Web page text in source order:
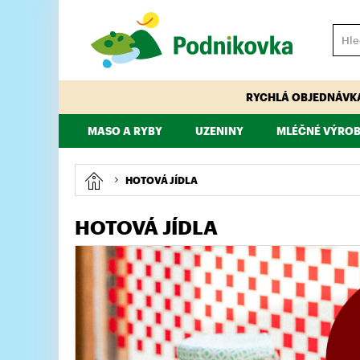
RYCHLÁ
MASO A RYBY
VEPŘOVÉ HOVĚZÍ TELECÍ KUŘECÍ,
UZENINY
PÁRKY, KLOBÁSY, ŠPEKÁČKY
MLÉČNÉ
MAJONÉZY,
HOTOVÁ JÍDLA
HOTOVÁ JÍDLA